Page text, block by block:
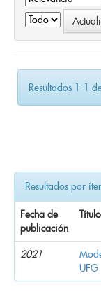
Resultados 1-1
Resultados por
Fecha de
publicación
Título
2021
UFG